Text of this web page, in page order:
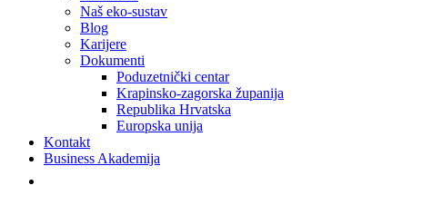
Naš eko-sustav
Blog
Karijere
Dokumenti
Poduzetnički centar
Krapinsko-zagorska županija
Republika Hrvatska
Europska unija
Kontakt
Business Akademija